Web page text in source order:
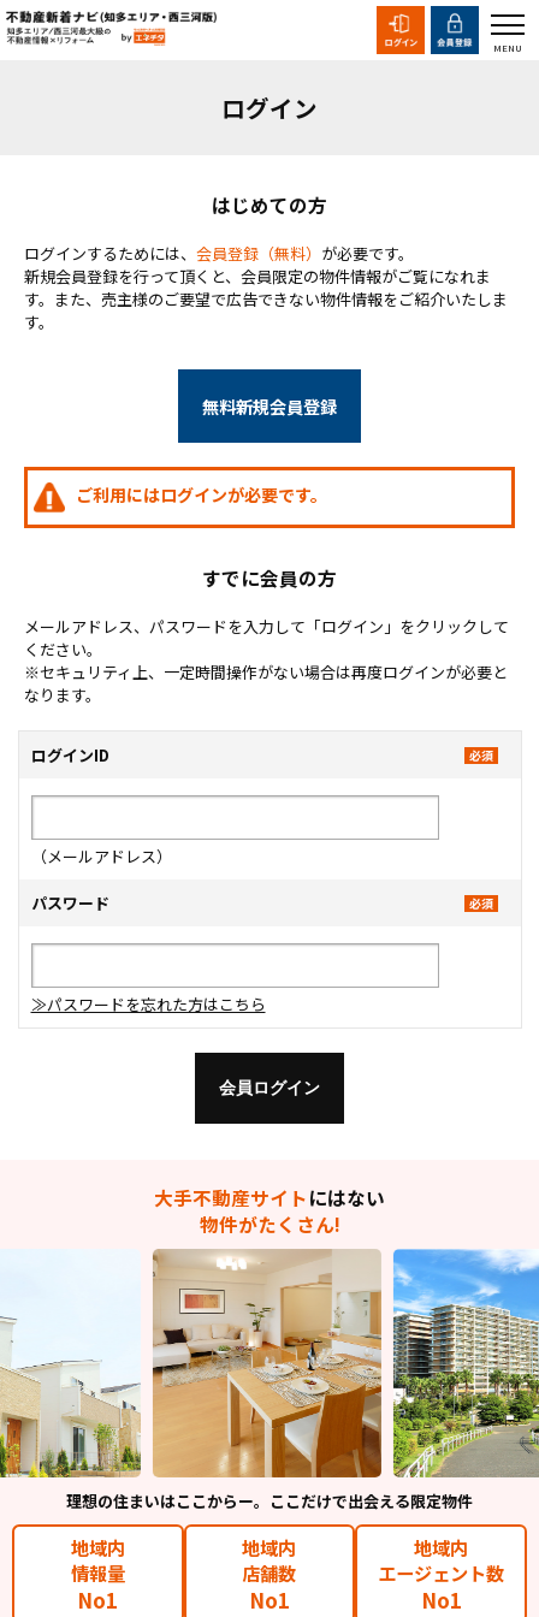
ログイン
はじめての方
ログインするためには、 会員登録（無料） が必要です。
新規会員登録を行って頂くと、会員限定の物件情報がご覧になれま
す。また、売主様のご要望で広告できない物件情報をご紹介いたしま
す。
無料新規会員登録
ご利用にはログインが必要です。
すでに会員の方
メールアドレス、パスワードを入力して「ログイン」をクリックして
ください。
※セキュリティ上、一定時間操作がない場合は再度ログインが必要と
なります。
ログインID
（メールアドレス）
パスワード
≫パスワードを忘れた方はこちら
大手不動産サイトにはない
物件がたくさん!
理想の住まいはここからー。ここだけで出会える限定物件
地域内
情報量
No1
地域内
店舗数
No1
地域内
エージェント数
No1